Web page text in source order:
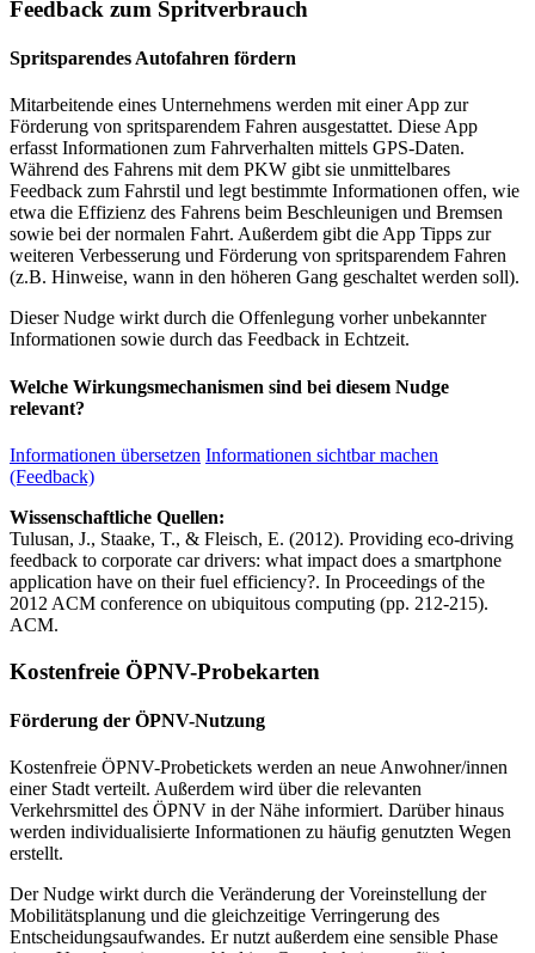
Feedback zum Spritverbrauch
Spritsparendes Autofahren fördern
Mitarbeitende eines Unternehmens werden mit einer App zur
Förderung von spritsparendem Fahren ausgestattet. Diese App
erfasst Informationen zum Fahrverhalten mittels GPS-Daten.
Während des Fahrens mit dem PKW gibt sie unmittelbares
Feedback zum Fahrstil und legt bestimmte Informationen offen, wie
etwa die Effizienz des Fahrens beim Beschleunigen und Bremsen
sowie bei der normalen Fahrt. Außerdem gibt die App Tipps zur
weiteren Verbesserung und Förderung von spritsparendem Fahren
(z.B. Hinweise, wann in den höheren Gang geschaltet werden soll).
Dieser Nudge wirkt durch die Offenlegung vorher unbekannter
Informationen sowie durch das Feedback in Echtzeit.
Welche Wirkungsmechanismen sind bei diesem Nudge
relevant?
Informationen übersetzen Informationen sichtbar machen
(Feedback)
Wissenschaftliche Quellen:
Tulusan, J., Staake, T., & Fleisch, E. (2012). Providing eco-driving
feedback to corporate car drivers: what impact does a smartphone
application have on their fuel efficiency?. In Proceedings of the
2012 ACM conference on ubiquitous computing (pp. 212-215).
ACM.
Kostenfreie ÖPNV-Probekarten
Förderung der ÖPNV-Nutzung
Kostenfreie ÖPNV-Probetickets werden an neue Anwohner/innen
einer Stadt verteilt. Außerdem wird über die relevanten
Verkehrsmittel des ÖPNV in der Nähe informiert. Darüber hinaus
werden individualisierte Informationen zu häufig genutzten Wegen
erstellt.
Der Nudge wirkt durch die Veränderung der Voreinstellung der
Mobilitätsplanung und die gleichzeitige Verringerung des
Entscheidungsaufwandes. Er nutzt außerdem eine sensible Phase